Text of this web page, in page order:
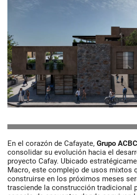
En el corazón de Cafayate, Grupo ACBC
consolidar su evolución hacia el
proyecto Cafay. Ubicado
Macro, este complejo de usos mixtos
construirse en los próximos meses
trasciende la construcción tradicional